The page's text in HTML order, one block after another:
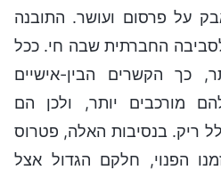
על פרסום ועושר. התובנה
החברתית שבה חי. ככל
כך הקשרים הבין-אישיים
מורכבים יותר, ולכן הם
ריק. בנסיבות האלה, פטרוס
הפנוי, חלקם הגדול אצל